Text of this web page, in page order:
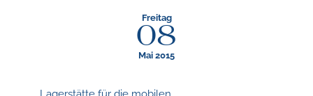
Freitag
08
Mai 2015
Lagerstätte für die mobilen